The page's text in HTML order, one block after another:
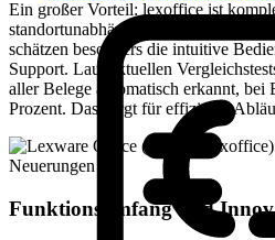
Ein großer Vorteil: lexoffice ist
standortunabhängig im Browser und
schätzen besonders die intuitive
Support. Laut aktuellen
aller Belege automatisch erkannt, bei
Prozent. Das sorgt für effiziente
Funktionsumfang und